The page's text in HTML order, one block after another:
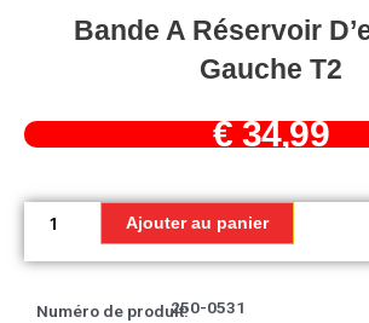
Bande A Réservoir
Gauche T2
€34,99
quantité
A
Ajouter au panier
Numéro de produit:250-0531